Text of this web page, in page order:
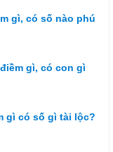
gì, có số nào phú
gì, có con gì
gì có số gì tài lộc?